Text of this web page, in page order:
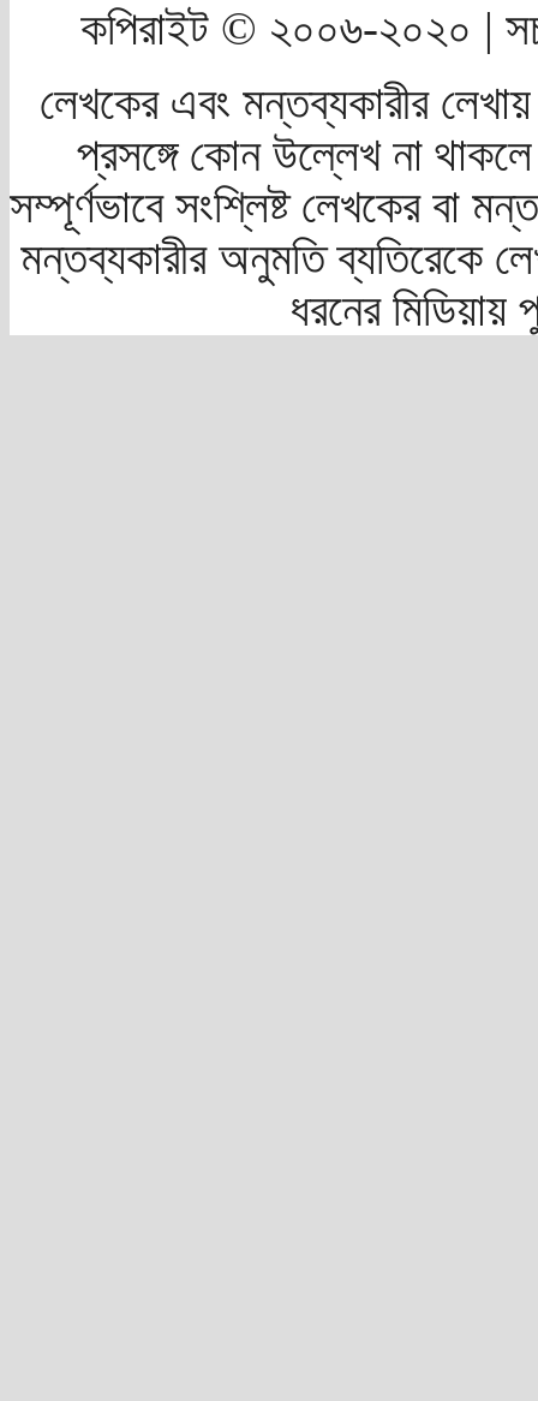
কপিরাইট © ২০০৬-২০২০ |
লেখকের এবং মন্তব্যকারীর
প্রসঙ্গে কোন উল্লেখ না
সম্পূর্ণভাবে সংশ্লিষ্ট লেখকের বা
মন্তব্যকারীর অনুমতি ব্যতিরেকে
ধরনের মিডিয়ায়